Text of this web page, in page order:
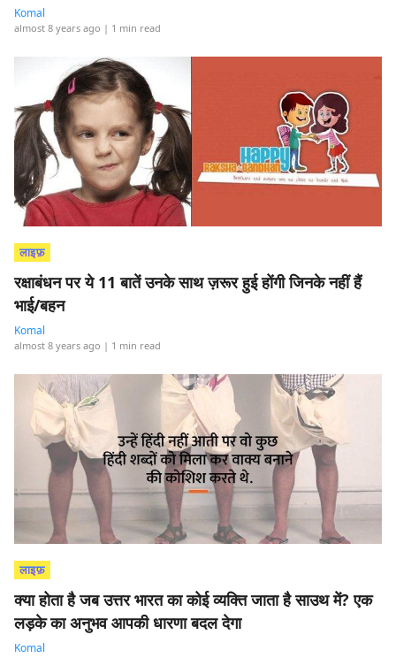
Komal
almost 8 years ago | 1 min read
लाइफ़
रक्षाबंधन पर ये 11 बातें उनके साथ ज़रूर हुई होंगी जिनके नहीं हैं
भाई/बहन
Komal
almost 8 years ago | 1 min read
लाइफ़
क्या होता है जब उत्तर भारत का कोई व्यक्ति जाता है साउथ में? एक
लड़के का अनुभव आपकी धारणा बदल देगा
Komal